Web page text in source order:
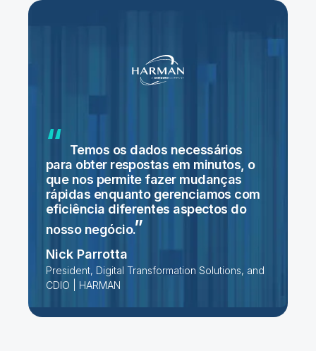
Temos os dados necessários
para obter respostas em minutos, o
que nos permite fazer mudanças
rápidas enquanto gerenciamos com
eficiência diferentes aspectos do
nosso negócio.
Nick Parrotta
President, Digital Transformation Solutions, and
CDIO | HARMAN